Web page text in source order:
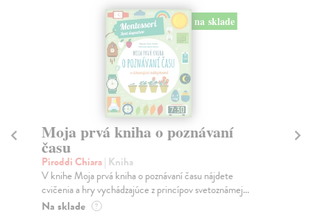
na sklade
Moja prvá kniha o poznávaní
času
Piroddi Chiara| Kniha
V knihe Moja prvá kniha o poznávaní času nájdete
cvičenia a hry vychádzajúce z princípov svetoznámej...
Na sklade ?